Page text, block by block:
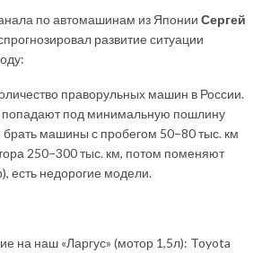
по автомашинам из Японии Сергей
развитие ситуации
праворульных машин в России.
попадают под минимальную пошлину
брать машины с пробегом 50−80 тыс. км
250−300 тыс. км, потом поменяют
есть недорогие модели.
на наш «Ларгус» (мотор 1,5л): Toyota